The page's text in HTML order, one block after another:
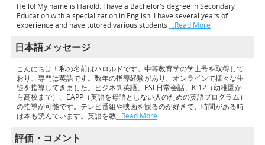
Hello! My name is Harold. I have a Bachelor's degree in Secondary
Education with a specialization in English. I have several years of
experience and have tutored various students …Read More
日本語メッセージ
こんにちは！私の名前はハロルドです。中等教育学の学士号を取得して
おり、専門は英語です。数年の指導経験があり、オンラインで様々な生
徒を指導してきました。ビジネス英語、ESL日常会話、K-12（幼稚園か
ら高校まで）、EAPP（英語を母語としない人のための英語プログラム）
の指導が可能です。テレビ番組や映画を観るのが好きで、時間がある時
は本も読んでいます。英語を教…Read More
評価・コメント